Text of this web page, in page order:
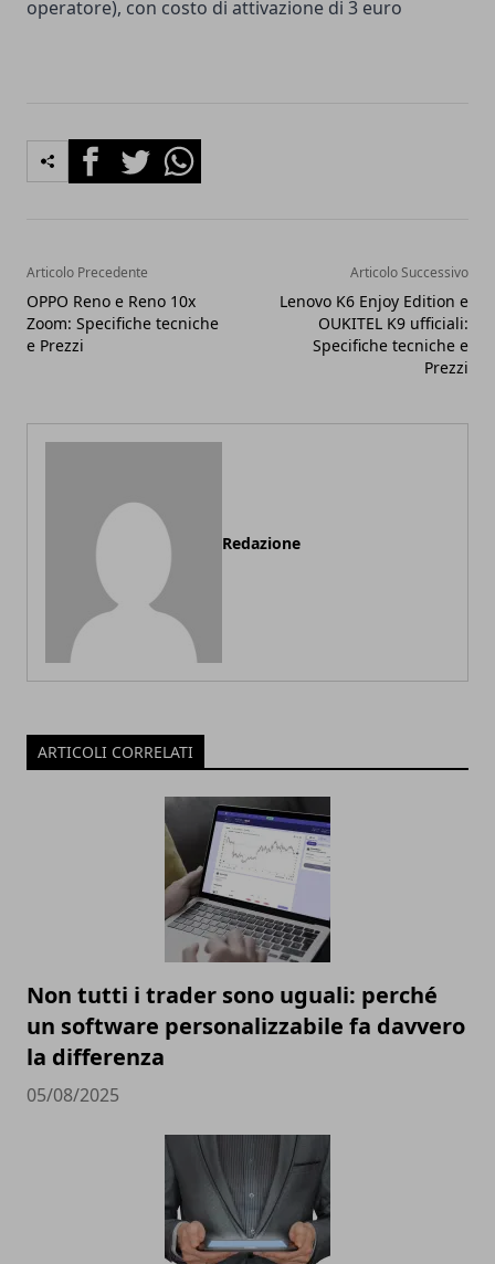
operatore), con costo di attivazione di 3 euro
FacebookTwitterWhatsapp
Articolo Precedente
OPPO Reno e Reno 10x
Zoom: Specifiche tecniche
e Prezzi
Articolo Successivo
Lenovo K6 Enjoy Edition e
OUKITEL K9 ufficiali:
Specifiche tecniche e
Prezzi
Redazione
ARTICOLI CORRELATI
Non tutti i trader sono uguali: perché
un software personalizzabile fa davvero
la differenza
05/08/2025